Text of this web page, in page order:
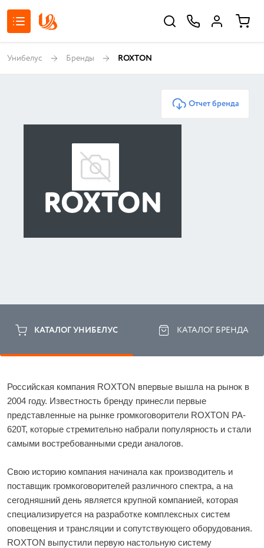
Унибелус Бренды ROXTON
Отчет бренда
ROXTON
КАТАЛОГ УНИБЕЛУС КАТАЛОГ БРЕНДА
Российская компания ROXTON впервые вышла на рынок в
2004 году. Известность бренду принесли первые
представленные на рынке громкоговорители ROXTON PA-
620T, которые стремительно набрали популярность и стали
самыми востребованными среди аналогов.
Свою историю компания начинала как производитель и
поставщик громкоговорителей различного спектра, а на
сегодняшний день является крупной компанией, которая
специализируется на разработке комплексных систем
оповещения и трансляции и сопутствующего оборудования.
ROXTON выпустили первую настольную систему